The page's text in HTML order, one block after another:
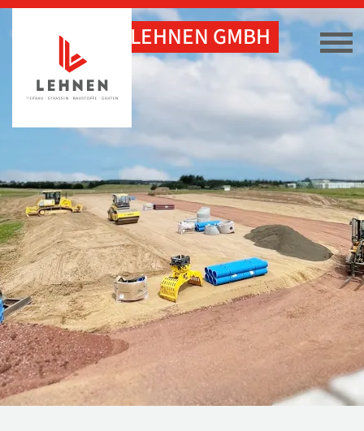
GOTTHARD LEHNEN GMBH
& CO. KG